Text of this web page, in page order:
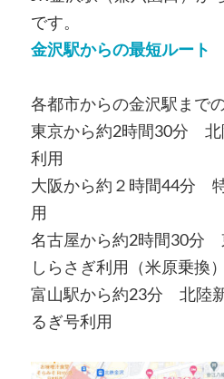
です。
金沢駅からの最短ルート
各都市からの金沢駅まで
東京から約2時間30分 北
利用
大阪から約２時間44分
用
名古屋から約2時間30分
しらさぎ利用（米原乗換）
富山駅から約23分 北陸
るぎ号利用